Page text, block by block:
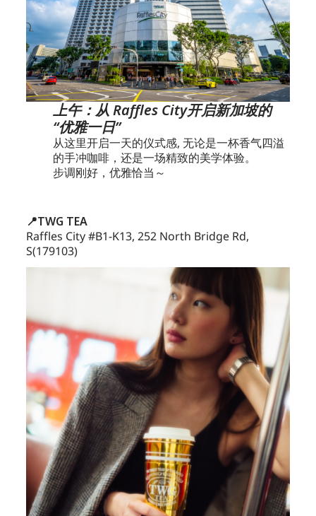
上午：从 Raffles City开启新加坡的
“优雅一日”
从这里开启一天的仪式感, 无论是一杯香气四溢
的手冲咖啡，还是一场精致的美学体验。
步调刚好，优雅恰当～
📍TWG TEA
Raffles City #B1-K13, 252 North Bridge Rd,
S(179103)